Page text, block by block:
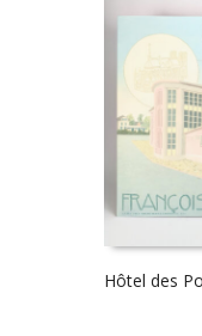
Hôtel des